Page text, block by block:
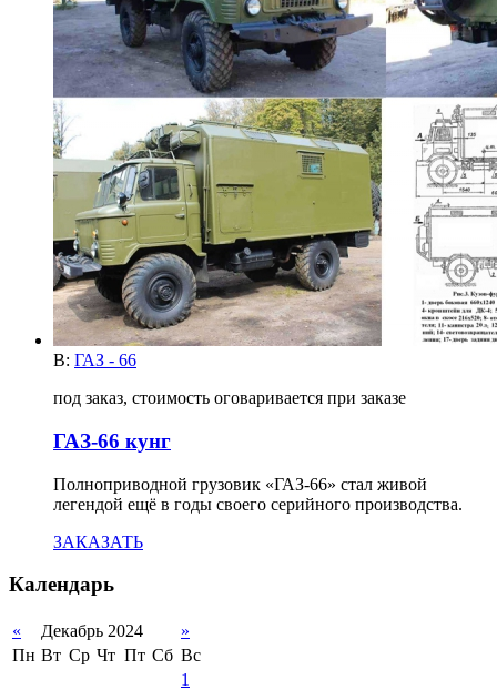
В: ГАЗ - 66
под заказ, стоимость оговаривается при заказе
ГАЗ-66 кунг
Полноприводной грузовик «ГАЗ-66» стал живой
легендой ещё в годы своего серийного производства.
ЗАКАЗАТЬ
Календарь
« Декабрь 2024
»
Пн Вт Ср Чт Пт Сб Вс
1